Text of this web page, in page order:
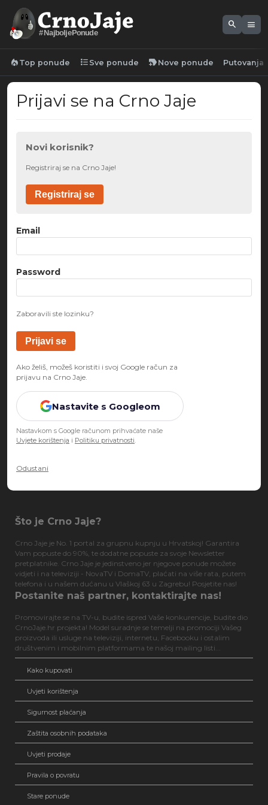
#NajboljePonude
search menu
local_fire_department Top ponude format_list_bulleted Sve ponude new_label Nove ponude Putovanja
Prijavi se na Crno Jaje
Novi korisnik?
Registriraj se na Crno Jaje!
Registriraj se
Email
Password
Zaboravili ste lozinku?
Ako želiš, možeš koristiti i svoj Google račun za
prijavu na Crno Jaje.
Nastavite s Googleom
Nastavkom s Google računom prihvaćate naše
Uvjete korištenja i Politiku privatnosti.
Odustani
Što je Crno Jaje?
Crno Jaje je No. 1 portal za grupnu kupnju u Hrvatskoj! Garantira
Vam popuste do 90%, te dodatne popuste za svoje Newsletter
pretplatnike. Crno Jaje je jedinstveno jer njegove ponude možete
vidjeti i na televiziji - NovaTV i DomaTV, plaćati na više rata, putem
telefona i u našem dućanu u Vlaškoj 63 u Zagrebu! Posjetite nas!
Postanite naš partner, kontaktirajte nas!
Promovirajte se na TV-u, budite ispred Vaše konkurencije, budite dio
CrnoJaje.hr projekta! Model suradnje se temelji na promociji Vašeg
proizvoda ili usluge na televiziji, internetu, Facebooku i ostalim
društvenim i mobilnim platformama te našoj mailing listi...
Kako kupovati
Uvjeti korištenja
Sigurnost plaćanja
Zaštita osobnih podataka
Uvjeti prodaje
Pravila o povratu
Stare ponude